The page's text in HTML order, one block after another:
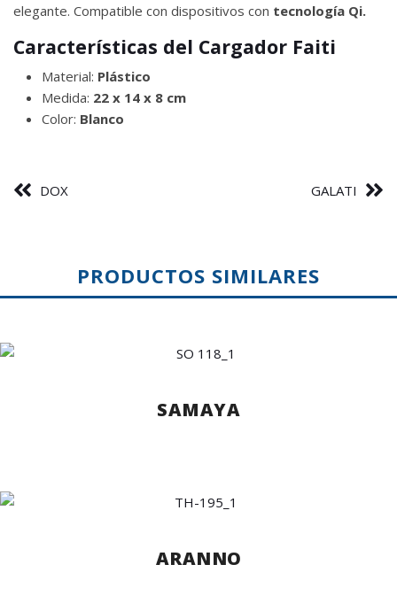
elegante. Compatible con dispositivos con tecnología Qi.
Características del Cargador Faiti
Material: Plástico
Medida: 22 x 14 x 8 cm
Color: Blanco
DOX GALATI
PRODUCTOS SIMILARES
SAMAYA
ARANNO